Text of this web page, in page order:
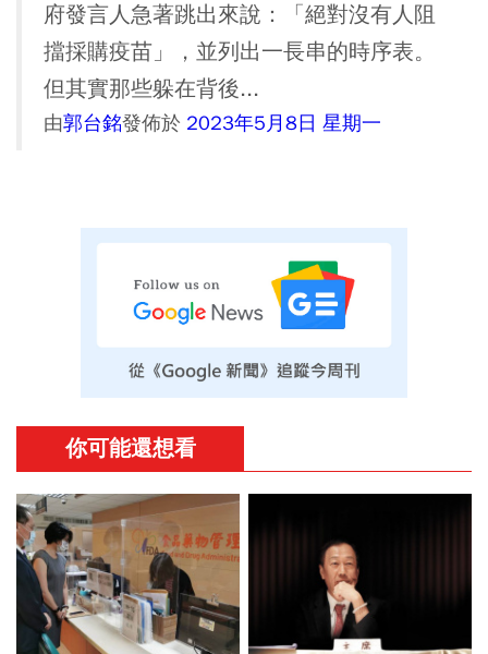
府發言人急著跳出來說：「絕對沒有人阻
擋採購疫苗」，並列出一長串的時序表。
但其實那些躲在背後...
由郭台銘發佈於 2023年5月8日 星期一